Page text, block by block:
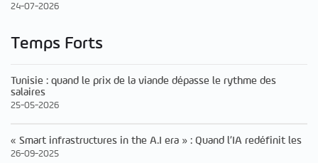
24-07-2026
Temps Forts
Tunisie : quand le prix de la viande dépasse le rythme des
salaires
25-05-2026
« Smart infrastructures in the A.I era » : Quand l’IA redéfinit les
26-09-2025